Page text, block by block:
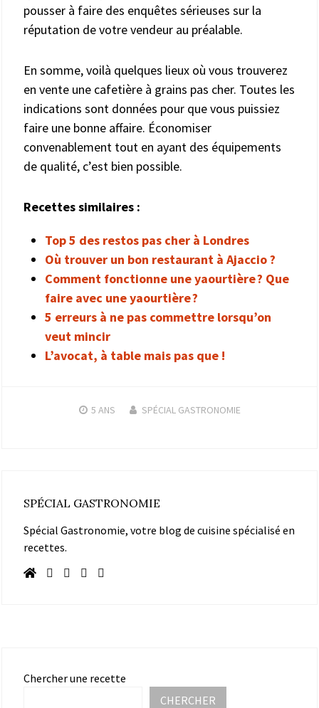
pousser à faire des enquêtes sérieuses sur la
réputation de votre vendeur au préalable.
En somme, voilà quelques lieux où vous trouverez
en vente une cafetière à grains pas cher. Toutes les
indications sont données pour que vous puissiez
faire une bonne affaire. Économiser
convenablement tout en ayant des équipements
de qualité, c’est bien possible.
Recettes similaires :
Top 5 des restos pas cher à Londres
Où trouver un bon restaurant à Ajaccio ?
Comment fonctionne une yaourtière ? Que
faire avec une yaourtière ?
5 erreurs à ne pas commettre lorsqu’on
veut mincir
L’avocat, à table mais pas que !
5 ANS SPÉCIAL GASTRONOMIE
SPÉCIAL GASTRONOMIE
Spécial Gastronomie, votre blog de cuisine spécialisé en
recettes.
Chercher une recette
CHERCHER